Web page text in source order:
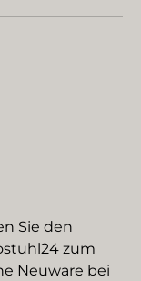
Sie den
zum
Neuware bei